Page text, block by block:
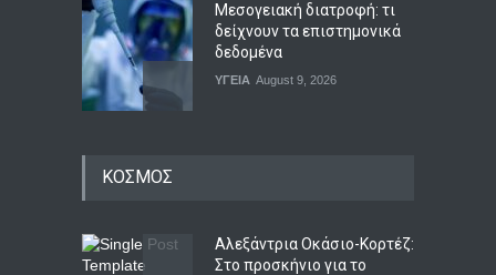
Μεσογειακή διατροφή: τι
δείχνουν τα επιστημονικά
δεδομένα
ΥΓΕΙΑ August 9, 2026
ΚΟΣΜΟΣ
Αλεξάντρια Οκάσιο-Κορτέζ:
Στο προσκήνιο για το